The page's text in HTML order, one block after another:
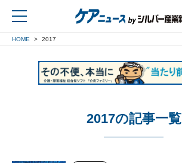
HOME 2017
2017の記事一覧